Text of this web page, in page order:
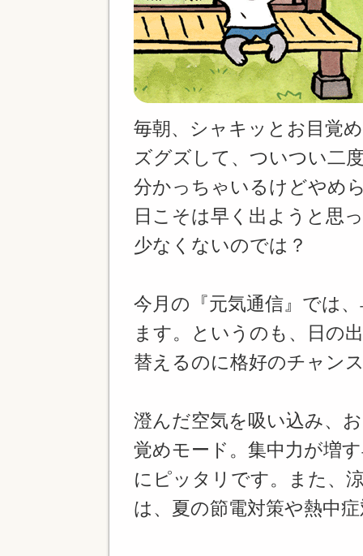
毎朝、シャキッとお目覚
ズグズして、ついつい二
分かっちゃいるけどやめ
日こそは早く出ようと思
少なくないのでは？
今月の『元気通信』では
ます。というのも、日の
替えるのに格好のチャン
澄んだ空気を吸い込み、
覚めモード。集中力が増
にピッタリです。また、
は、夏の節電対策や熱中